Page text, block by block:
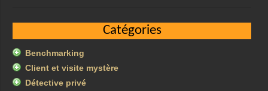
Catégories
Benchmarking
Client et visite mystère
Détective privé